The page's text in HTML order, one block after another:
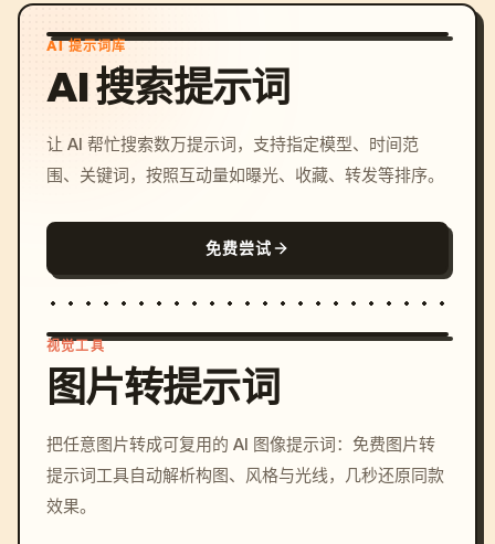
AI 提示词库
AI 搜索提示词
让 AI 帮忙搜索数万提示词，支持指定模型、时间范
围、关键词，按照互动量如曝光、收藏、转发等排序。
免费尝试
c, cyberpunk sunset, neon
colors, 8k --v 6.0
视觉工具
图片转提示词
把任意图片转成可复用的 AI 图像提示词：免费图片转
提示词工具自动解析构图、风格与光线，几秒还原同款
效果。